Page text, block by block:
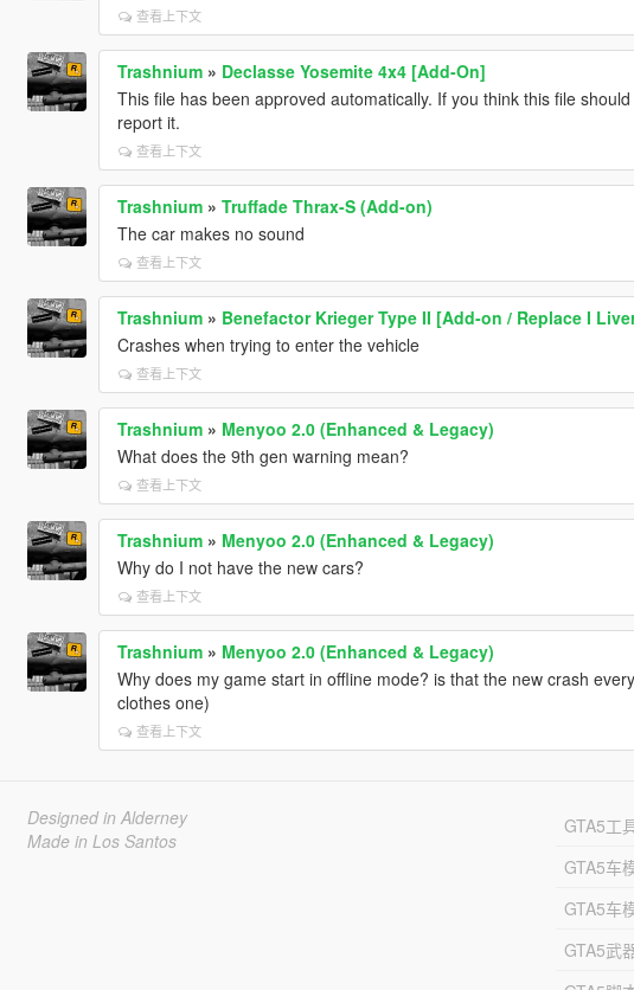
查看上下文
Trashnium» Declasse Yosemite 4x4 [Add-On]
This file has been approved automatically. If you think this file
report it.
查看上下文
Trashnium» Truffade Thrax-S (Add-on)
The car makes no sound
查看上下文
Trashnium» Benefactor Krieger Type II [Add-on / Replace I
Crashes when trying to enter the vehicle
查看上下文
Trashnium» Menyoo 2.0 (Enhanced & Legacy)
What does the 9th gen warning mean?
查看上下文
Trashnium» Menyoo 2.0 (Enhanced & Legacy)
Why do I not have the new cars?
查看上下文
Trashnium» Menyoo 2.0 (Enhanced & Legacy)
Why does my game start in offline mode? is that the new crash
clothes one)
查看上下文
Designed in Alderney
Made in Los Santos
GTA5工
GTA5车
GTA5车
GTA5武